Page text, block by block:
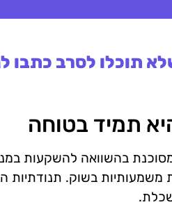
תוכלו לסרב כתבו
בהשוואה להשקעות
משמעותיות בשוק. תנודתיות